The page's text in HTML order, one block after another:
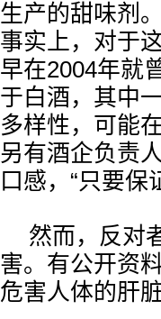
生产的甜味剂
事实上，对于
早在2004年就
于白酒，其中
多样性，可能
另有酒企负责
口感，“只要保
然而，反对
害。有公开资
危害人体的肝